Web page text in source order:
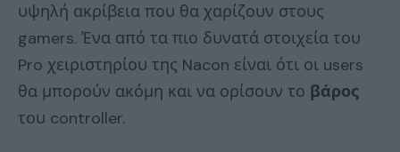
υψηλή ακρίβεια που θα χαρίζουν στους
gamers. Ένα από τα πιο δυνατά στοιχεία του
Pro χειριστηρίου της Nacon είναι ότι οι users
θα μπορούν ακόμη και να ορίσουν το βάρος
του controller.